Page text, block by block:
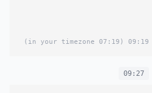
09:19
(07:19 in your timezone)
09:27